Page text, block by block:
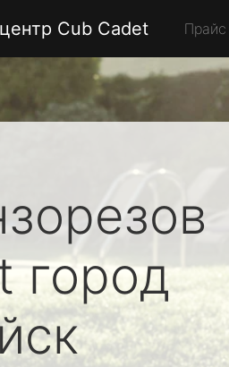
Cub Cadet Прайс
город